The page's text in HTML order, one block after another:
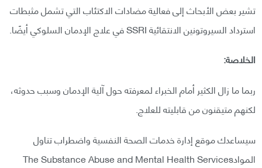
تشير بعض الأبحاث إلى فعالية مضادات الاكتئاب التي تشمل مثبطات
استرداد السيروتونين الانتقائية SSRI في علاج الإدمان السلوكي أيضًا.
الخلاصة:
ربما ما زال الكثير أمام الخبراء لمعرفته حول آلية الإدمان وسبب حدوثه،
لكنهم متيقنون من قابليته للعلاج.
سيساعدك موقع إدارة خدمات الصحة النفسية واضطراب تناول
الموادThe Substance Abuse and Mental Health Services